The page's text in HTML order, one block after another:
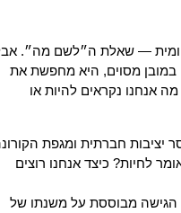
— שאלת ה״לשם מה״.
מסוים, היא מחפשת את
אנחנו נקראים להיות או
יציבות חברתית ומגפת
לחיות? כיצד אנחנו רוצים
הגישה מבוססת על משנתו של